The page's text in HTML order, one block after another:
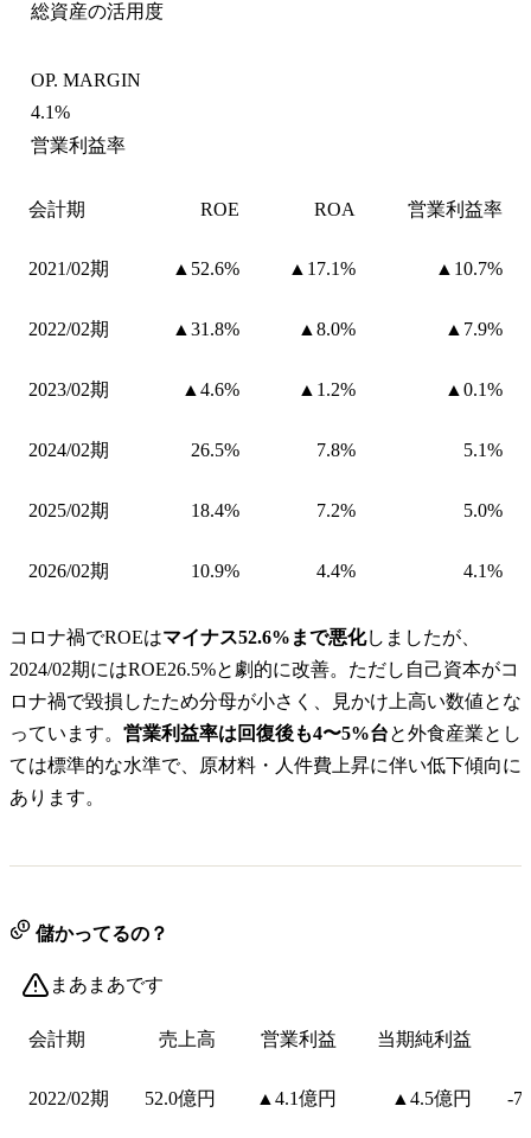
総資産の活用度
OP. MARGIN
4.1%
営業利益率
会計期 ROE ROA 営業利益率
2021/02期 ▲52.6% ▲17.1% ▲10.7%
2022/02期 ▲31.8% ▲8.0% ▲7.9%
2023/02期 ▲4.6% ▲1.2% ▲0.1%
2024/02期 26.5% 7.8% 5.1%
2025/02期 18.4% 7.2% 5.0%
2026/02期 10.9% 4.4% 4.1%
コロナ禍でROEはマイナス52.6%まで悪化しましたが、
2024/02期にはROE26.5%と劇的に改善。ただし自己資本がコ
ロナ禍で毀損したため分母が小さく、見かけ上高い数値とな
っています。 営業利益率は回復後も4〜5%台と外食産業とし
ては標準的な水準で、原材料・人件費上昇に伴い低下傾向に
あります。
儲かってるの？
まあまあです
会計期 売上高 営業利益 当期純利益
2022/02期 52.0億円 ▲4.1億円 ▲4.5億円 -